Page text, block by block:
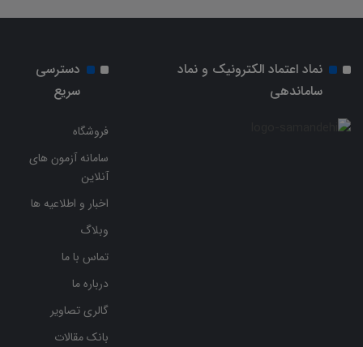
نماد اعتماد الکترونیک و نماد
ساماندهی
دسترسی
سریع
فروشگاه
سامانه آزمون های
آنلاین
اخبار و اطلاعیه ها
وبلاگ
تماس با ما
درباره ما
گالری تصاویر
بانک مقالات